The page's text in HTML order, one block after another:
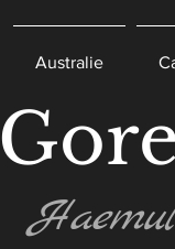
Australie